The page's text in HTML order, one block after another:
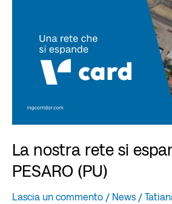
La nostra rete si
PESARO (PU)
Lascia un commento / News /